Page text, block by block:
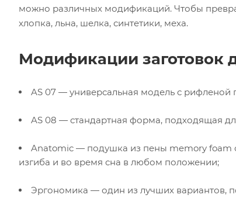
можно различных модификаций. Чтобы
хлопка, льна, шелка, синтетики, меха.
Модификации
AS 07 — универсальная модель с
AS 08 — стандартная форма, подходящая
Anatomic — подушка из пены memory foam
изгиба и во время сна в любом положении;
Эргономика — один из лучших вариантов,